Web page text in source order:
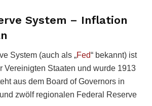
System – Inflation
System (auch als „Fed“ bekannt) ist
Vereinigten Staaten und wurde 1913
aus dem Board of Governors in
zwölf regionalen Federal Reserve